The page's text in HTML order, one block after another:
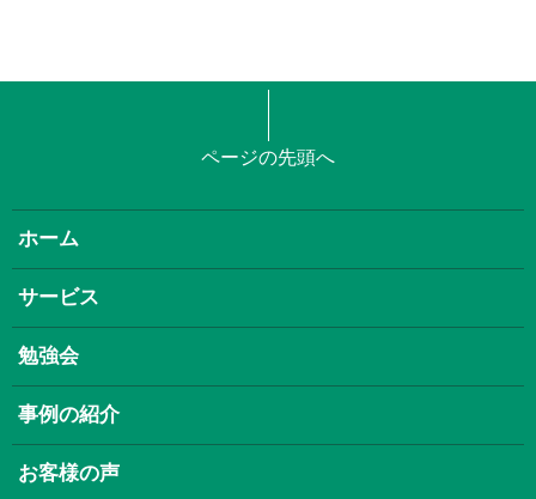
ページの先頭へ
ホーム
サービス
勉強会
事例の紹介
お客様の声